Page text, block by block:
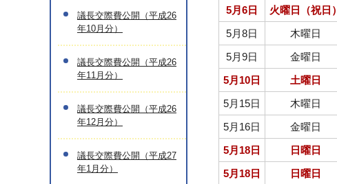
5月6日
火曜日（祝日）
5月8日
木曜日
5月9日
金曜日
5月10日
土曜日
5月15日
木曜日
5月16日
金曜日
5月18日
日曜日
5月18日
日曜日
議長交際費公開（平成26
年10月分）
議長交際費公開（平成26
年11月分）
議長交際費公開（平成26
年12月分）
議長交際費公開（平成27
年1月分）